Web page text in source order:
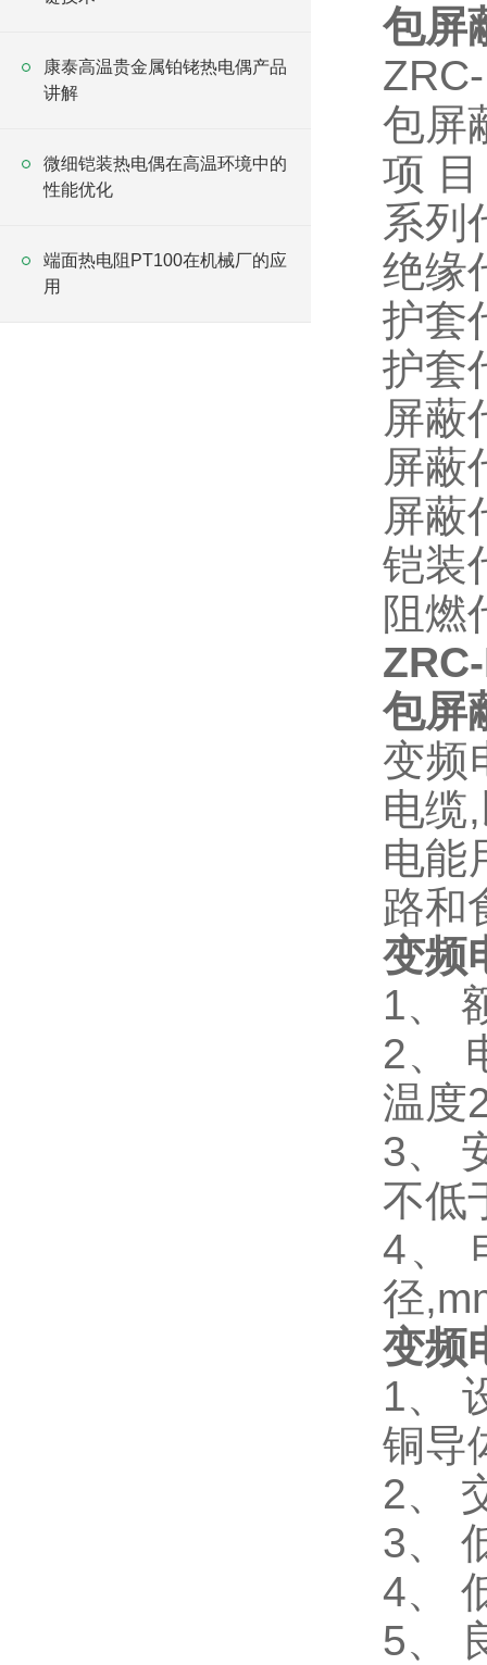
康泰高温贵金属铂铑热电偶产品
讲解
微细铠装热电偶在高温环境中的
性能优化
端面热电阻PT100在机械厂的应
用
包屏
包屏
项
系
绝缘
护套
护套
屏蔽
屏蔽
屏蔽
铠
阻
包屏
变频
电缆
电能
路和
变频
1、
2、
温度
3、
不低
4、
径
变频
1、
铜导
2、
3、
4、
5、